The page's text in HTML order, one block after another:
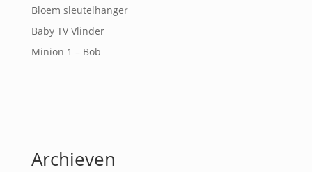
Bloem sleutelhanger
Baby TV Vlinder
Minion 1 – Bob
Archieven